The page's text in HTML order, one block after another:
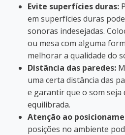
Evite superfícies duras:
em superfícies duras
sonoras indesejadas.
ou mesa com alguma
melhorar a qualidade do
Distância das paredes:
uma certa distância das
e garantir que o som
equilibrada.
Atenção ao
posições no ambiente